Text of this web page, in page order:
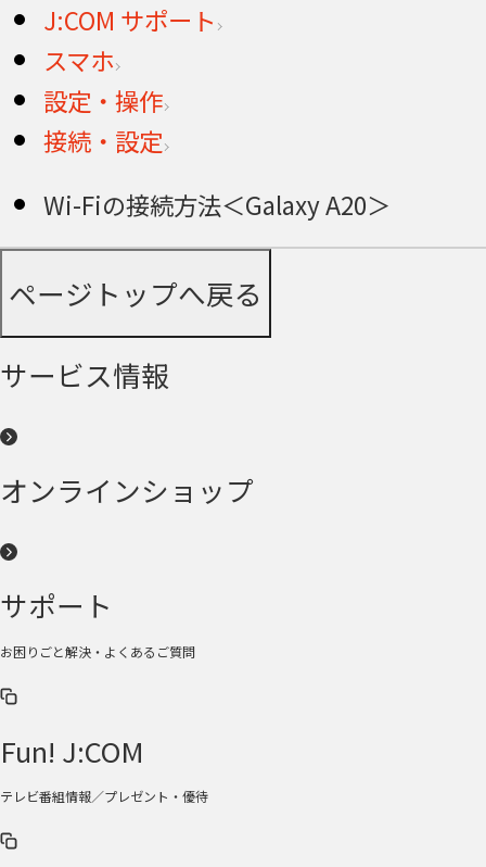
J:COM サポート
スマホ
設定・操作
接続・設定
Wi-Fiの接続方法＜Galaxy A20＞
ページトップへ戻る
サービス情報
オンラインショップ
サポート
お困りごと解決・よくあるご質問
Fun! J:COM
テレビ番組情報／プレゼント・優待